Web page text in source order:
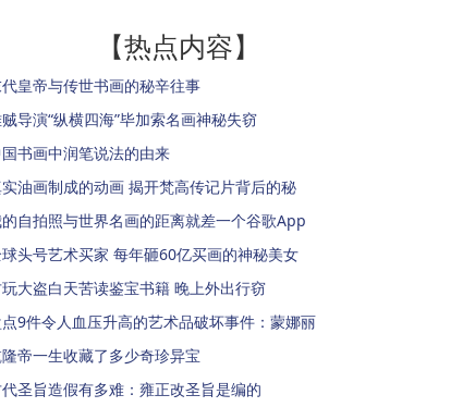
【热点内容】
皇帝与传世书画的秘辛往事
导演“纵横四海”毕加索名画神秘失窃
书画中润笔说法的由来
油画制成的动画 揭开梵高传记片背后的秘
自拍照与世界名画的距离就差一个谷歌App
头号艺术买家 每年砸60亿买画的神秘美女
大盗白天苦读鉴宝书籍 晚上外出行窃
9件令人血压升高的艺术品破坏事件：蒙娜丽
帝一生收藏了多少奇珍异宝
圣旨造假有多难：雍正改圣旨是编的